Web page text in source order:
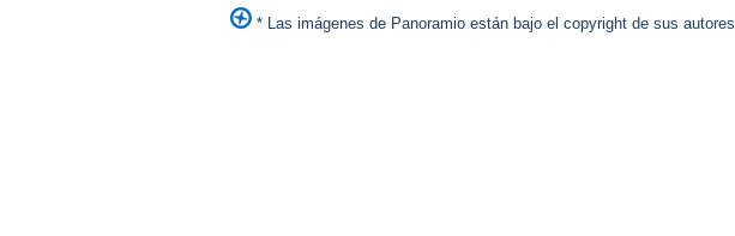
* Las imágenes de Panoramio están bajo el copyright de sus autores